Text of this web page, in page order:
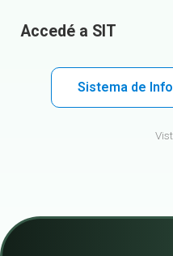
Accedé a SIT
Sistema de